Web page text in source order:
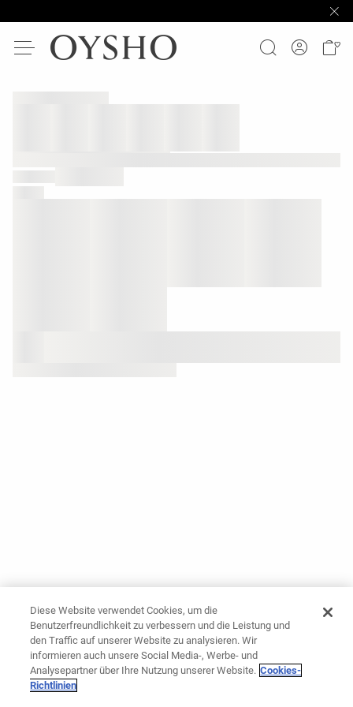
Diese Website verwendet Cookies, um die
Benutzerfreundlichkeit zu verbessern und die Leistung und
den Traffic auf unserer Website zu analysieren. Wir
informieren auch unsere Social Media-, Werbe- und
Analysepartner über Ihre Nutzung unserer Website. Cookies-
Richtlinien